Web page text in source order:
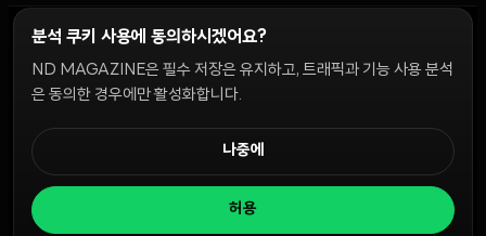
윤리 원칙 Discord 봇캠페인 가이드커뮤니티 랭킹
쿠키 설정
공시 및 정책:
분석 쿠키 사용에 동의하시겠어요?
ND MAGAZINE은 필수 저장은 유지하고, 트래픽과 기능 사용 분석
은 동의한 경우에만 활성화합니다.
나중에
허용